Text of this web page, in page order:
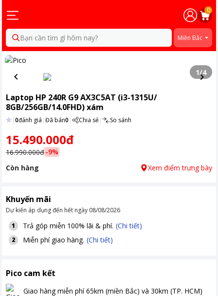
0
Bạn cần tìm gì hôm nay? Miền Bắc
1/4
Laptop HP 240R G9 AX3C5AT (i3-1315U/
8GB/256GB/14.0FHD) xám
|0đánh giá |Đã bán0 | Chia sẻ| So sánh
15.490.000đ
16.990.000đ-9%
Còn hàng
Xem điểm trưng bày
Khuyến mãi
Dự kiến áp dụng đến hết ngày 08/08/2026
1
Trả góp miễn 100% lãi & phí. (Chi tiết)
2 Miễn phí giao hàng. (Chi tiết)
Pico cam kết
Giao hàng miễn phí 65km (miền Bắc) và 30km (TP. HCM)